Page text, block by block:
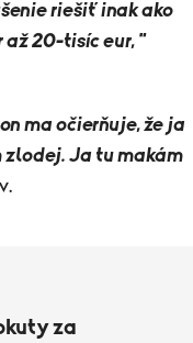
riešiť inak ako
až 20-tisíc eur, "
ma očierňuje, že ja
zlodej. Ja tu makám
za